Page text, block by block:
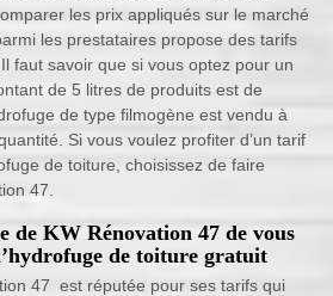
les prix appliqués sur le marché
les prestataires propose des tarifs
faut savoir que si vous optez pour un
de 5 litres de produits est de
de type filmogène est vendu à
Si vous voulez profiter d’un tarif
de toiture, choisissez de faire
47.
de KW Rénovation 47 de vous
de toiture gratuit
47 est réputée pour ses tarifs qui